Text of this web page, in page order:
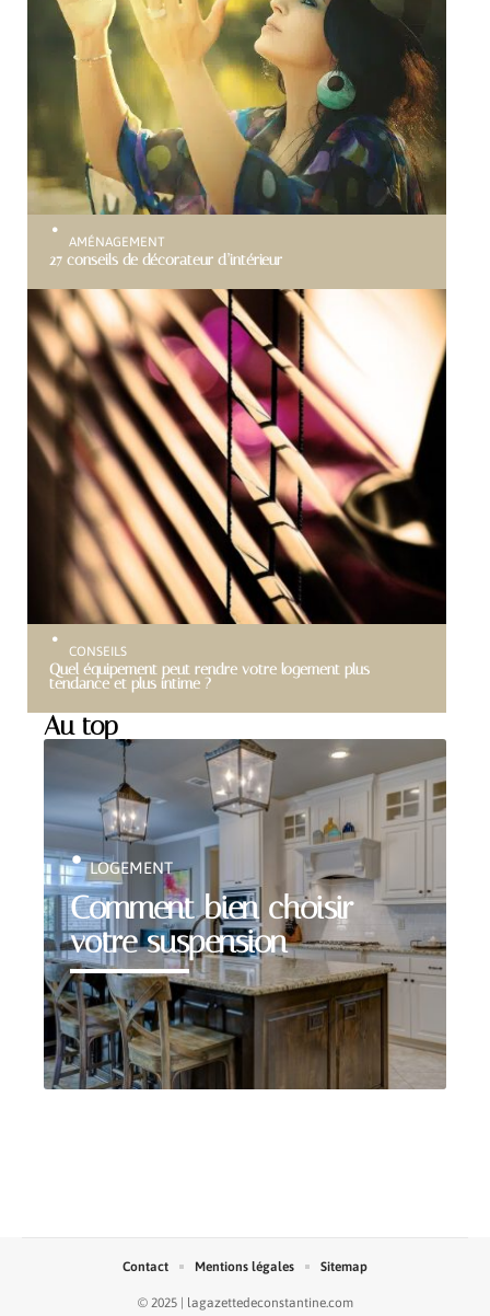
AMÉNAGEMENT
27 conseils de décorateur d’intérieur
CONSEILS
Quel équipement peut rendre votre logement plus
tendance et plus intime ?
Au top
Comment bien choisir
votre suspension
LOGEMENT
© 2025 | lagazettedeconstantine.com
Contact Mentions légales Sitemap